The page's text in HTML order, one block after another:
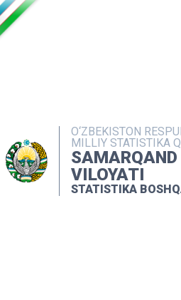
O‘ZBEKISTON
MILLIY STATISTIKA
SAMARQAND
VILOYATI
STATISTIKA
MATBUOT